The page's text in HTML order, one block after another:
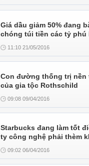
Giá dầu giảm 50% đang
chóng túi tiền các tỷ phú
11:10 21/05/2016
Con đường thống trị
của gia tộc Rothschild
09:08 09/04/2016
Starbucks đang làm tốt
ty công nghệ phải thèm
09:02 06/04/2016